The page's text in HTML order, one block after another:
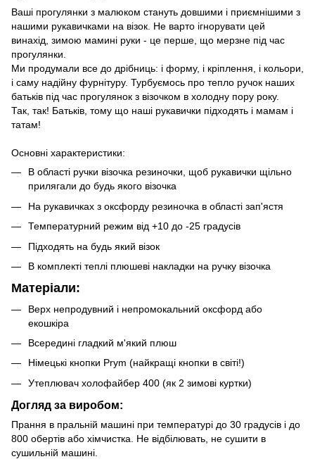
Ваші прогулянки з малюком стануть довшими і приємнішими з
нашими рукавичками на візок. Не варто ігнорувати цей
винахід, зимою мамині руки - це перше, що мерзне під час
прогулянки.
Ми продумали все до дрібниць: і форму, і кріплення, і кольори,
і саму надійну фурнітуру. Турбуємось про тепло ручок наших
батьків під час прогулянок з візочком в холодну пору року.
Так, так! Батьків, тому що наші рукавички підходять і мамам і
татам!
Основні характеристики:
В області ручки візочка резиночки, щоб рукавички щільно
прилягали до будь якого візочка
На рукавичках з оксфорду резиночка в області зап'ястя
Температурний режим від +10 до -25 градусів
Підходять на будь який візок
В комплекті теплі плюшеві накладки на ручку візочка
Матеріали:
Верх непродувний і непромокальний оксфорд або
екошкіра
Всередині гладкий м'який плюш
Німецькі кнопки Prym (найкращі кнопки в світі!)
Утеплювач холофайбер 400 (як 2 зимові куртки)
Догляд за виробом:
Прання в пральній машині при температурі до 30 градусів і до
800 обертів або хімчистка. Не відбілювать, не сушити в
сушильній машині.